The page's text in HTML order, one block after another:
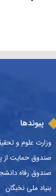
پیوندها
وزارت علوم و
صندوق حمایت از
صندوق رفاه
بنیاد ملی نخبگان